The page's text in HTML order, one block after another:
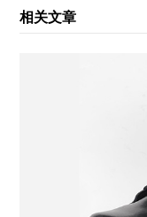
相关文章